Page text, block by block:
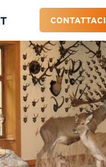
CONTATTACI